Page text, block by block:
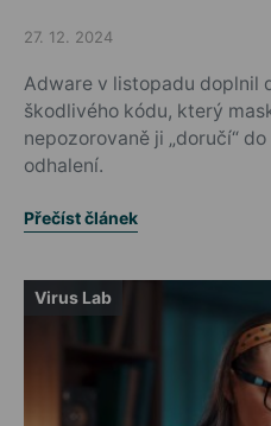
Posted on
27. 12. 2024
Adware v listopadu doplnil
škodlivého kódu, který
nepozorovaně ji „doručí“
odhalení.
Přečíst článek
Virus Lab